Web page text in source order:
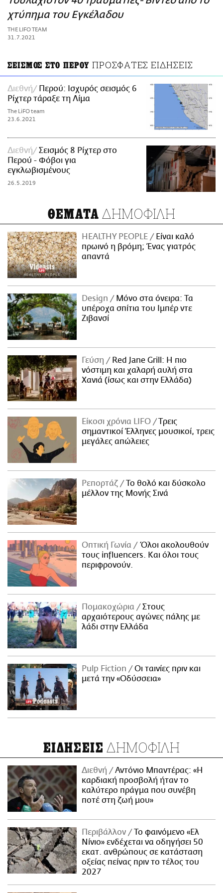
ΑΜΠΑ
PRINT
χτύπημα του Εγκέλαδου
THE LIFO TEAM
31.7.2021
ΣΕΙΣΜΟΣ ΣΤΟ ΠΕΡΟΥ ΠΡΟΣΦΑΤΕΣ ΕΙΔΗΣΕΙΣ
Διεθνή
Περού: Ισχυρός σεισμός 6
Ρίχτερ τάραξε τη Λίμα
The LiFO team
23.6.2021
Διεθνή
Σεισμός 8 Ρίχτερ στο
Περού - Φόβοι για
εγκλωβισμένους
26.5.2019
ΘΕΜΑΤΑ ΔΗΜΟΦΙΛΗ
HEALTHY PEOPLE
Είναι καλό
πρωινό η βρόμη; Ένας γιατρός
απαντά
Design
Μόνο στα όνειρα: Τα
υπέροχα σπίτια του Ιμπέρ ντε
Ζιβανσί
Γεύση
Red Jane Grill: Η πιο
νόστιμη και χαλαρή αυλή στα
Χανιά (ίσως και στην Ελλάδα)
Είκοσι χρόνια LIFO
Tρεις
σημαντικοί Έλληνες μουσικοί, τρεις
μεγάλες απώλειες
Ρεπορτάζ
Το θολό και δύσκολο
μέλλον της Μονής Σινά
Οπτική Γωνία
Όλοι ακολουθούν
τους influencers. Και όλοι τους
περιφρονούν.
Πομακοχώρια
Στους
αρχαιότερους αγώνες πάλης με
λάδι στην Ελλάδα
Pulp Fiction
Οι ταινίες πριν και
μετά την «Οδύσσεια»
ΕΙΔΗΣΕΙΣ ΔΗΜΟΦΙΛΗ
Διεθνή
Αντόνιο Μπαντέρας: «Η
καρδιακή προσβολή ήταν το
καλύτερο πράγμα που συνέβη
ποτέ στη ζωή μου»
Περιβάλλον
Το φαινόμενο «Ελ
Νίνιο» ενδέχεται να οδηγήσει 50
εκατ. ανθρώπους σε κατάσταση
οξείας πείνας πριν το τέλος του
2027